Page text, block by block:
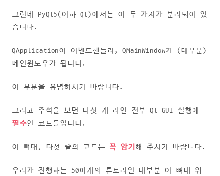
그런데 PyQt5(이하 Qt)에서는 이 두 가지가 분리되어 있
습니다.
QApplication이 이벤트핸들러, QMainWindow가 (대부분)
메인윈도우가 됩니다.
이 부분을 유념하시기 바랍니다.
그리고 주석을 보면 다섯 개 라인 전부 Qt GUI 실행에
필수인 코드들입니다.
이 뼈대, 다섯 줄의 코드는 꼭 암기 해 주시기 바랍니다.
우리가 진행하는 50여개의 튜토리얼 대부분 이 뼈대 위